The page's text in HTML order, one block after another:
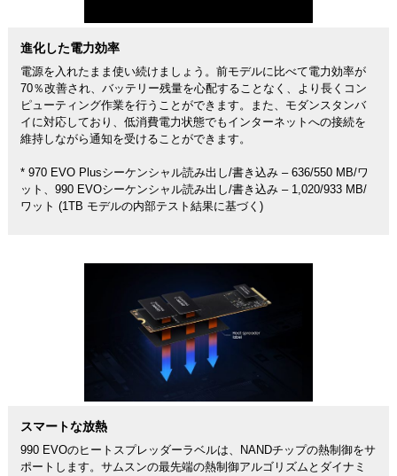
進化した電力効率
電源を入れたまま使い続けましょう。前モデルに比べて電力効率が
70％改善され、バッテリー残量を心配することなく、より長くコン
ピューティング作業を行うことができます。また、モダンスタンバ
イに対応しており、低消費電力状態でもインターネットへの接続を
維持しながら通知を受けることができます。
* 970 EVO Plusシーケンシャル読み出し/書き込み – 636/550 MB/ワ
ット、990 EVOシーケンシャル読み出し/書き込み – 1,020/933 MB/
ワット (1TB モデルの内部テスト結果に基づく)
スマートな放熱
990 EVOのヒートスプレッダーラベルは、NANDチップの熱制御をサ
ポートします。サムスンの最先端の熱制御アルゴリズムとダイナミ